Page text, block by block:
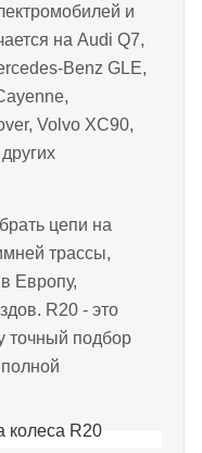
и
на Audi Q7,
Benz GLE,
Volvo XC90,
цепи на
трассы,
Европу,
R20 - это
точный подбор